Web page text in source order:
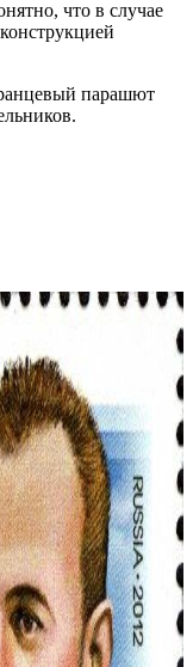
что в случае
парашют